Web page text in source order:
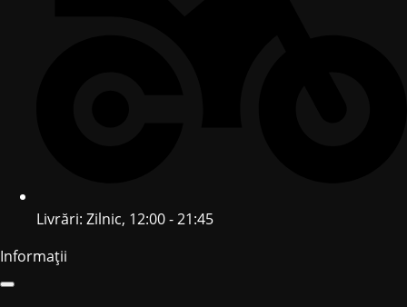
Livrări: Zilnic, 12:00 - 21:45
Informații